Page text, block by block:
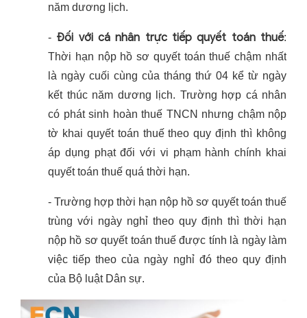
năm dương lịch.
- Đối với cá nhân trực tiếp quyết toán thuế:
Thời hạn nộp hồ sơ quyết toán thuế chậm nhất
là ngày cuối cùng của tháng thứ 04 kể từ ngày
kết thúc năm dương lịch. Trường hợp cá nhân
có phát sinh hoàn thuế TNCN nhưng chậm nộp
tờ khai quyết toán thuế theo quy định thì không
áp dụng phạt đối với vi phạm hành chính khai
quyết toán thuế quá thời hạn.
- Trường hợp thời hạn nộp hồ sơ quyết toán thuế
trùng với ngày nghỉ theo quy định thì thời hạn
nộp hồ sơ quyết toán thuế được tính là ngày làm
việc tiếp theo của ngày nghỉ đó theo quy định
của Bộ luật Dân sự.